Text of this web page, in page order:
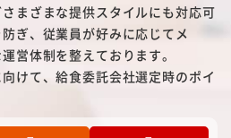
まざまな提供スタイルにも対応可
ぎ、従業員が好みに応じてメ
営体制を整えております。
けて、給食委託会社選定時のポイ
れ